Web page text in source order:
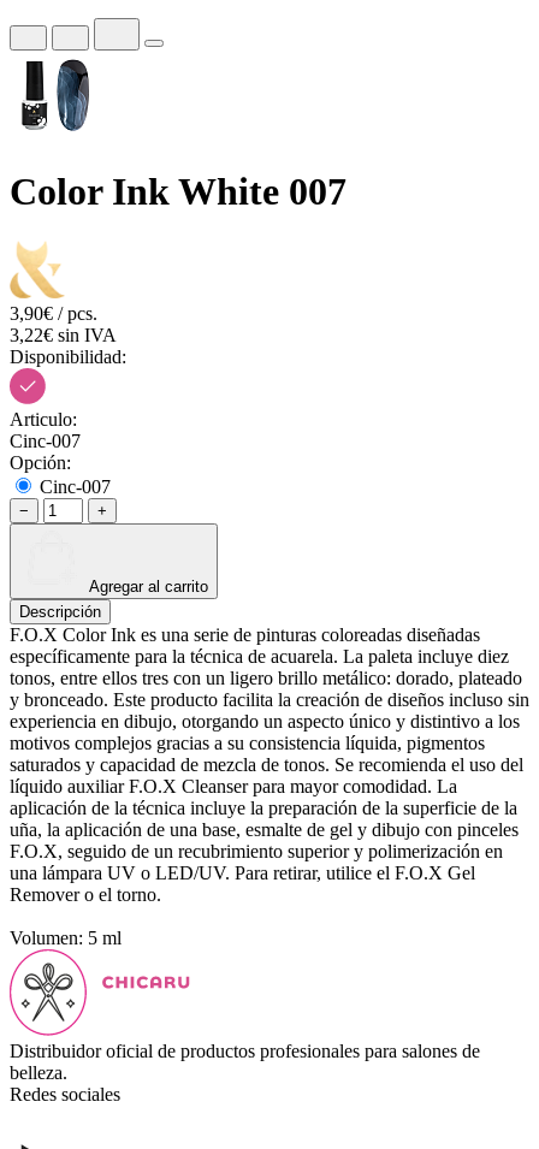
Color Ink White 007
3,90€ / pcs.
3,22€ sin IVA
Disponibilidad:
Articulo:
Cinc-007
Opción:
Cinc-007
− +
Agregar al carrito
Descripción
F.O.X Color Ink es una serie de pinturas coloreadas diseñadas
específicamente para la técnica de acuarela. La paleta incluye diez
tonos, entre ellos tres con un ligero brillo metálico: dorado, plateado
y bronceado. Este producto facilita la creación de diseños incluso sin
experiencia en dibujo, otorgando un aspecto único y distintivo a los
motivos complejos gracias a su consistencia líquida, pigmentos
saturados y capacidad de mezcla de tonos. Se recomienda el uso del
líquido auxiliar F.O.X Cleanser para mayor comodidad. La
aplicación de la técnica incluye la preparación de la superficie de la
uña, la aplicación de una base, esmalte de gel y dibujo con pinceles
F.O.X, seguido de un recubrimiento superior y polimerización en
una lámpara UV o LED/UV. Para retirar, utilice el F.O.X Gel
Remover o el torno.
Volumen: 5 ml
Distribuidor oficial de productos profesionales para salones de
belleza.
Redes sociales